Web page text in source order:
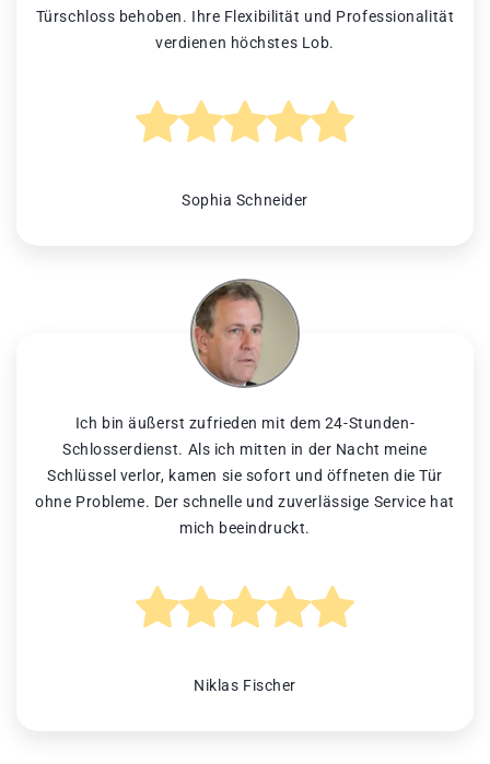
Türschloss behoben. Ihre Flexibilität und Professionalität
verdienen höchstes Lob.
Sophia Schneider
Ich bin äußerst zufrieden mit dem 24-Stunden-
Schlosserdienst. Als ich mitten in der Nacht meine
Schlüssel verlor, kamen sie sofort und öffneten die Tür
ohne Probleme. Der schnelle und zuverlässige Service hat
mich beeindruckt.
Niklas Fischer